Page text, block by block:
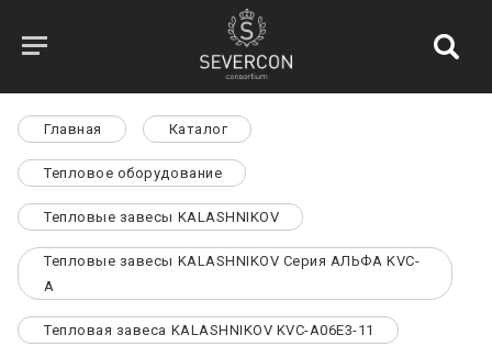
Главная Каталог
Тепловое оборудование
Тепловые завесы KALASHNIKOV
Тепловые завесы KALASHNIKOV Серия АЛЬФА KVC-
A
Тепловая завеса KALASHNIKOV KVC-A06E3-11